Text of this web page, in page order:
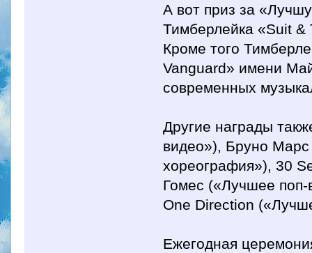
А вот приз за
Тимберлейка «Suit
Кроме того
Vanguard» имени
современных
Другие награды
видео»), Бруно
хореография»), 30
Гомес («Лучшее
One Direction
Ежегодная